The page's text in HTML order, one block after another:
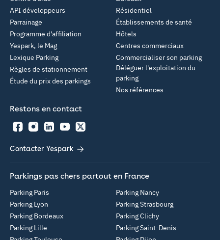
Résidentiel
Établissements de santé
Hôtels
Centres commerciaux
Commercialiser son parking
Déléguer l'exploitation du
parking
Nos références
API développeurs
Parrainage
Programme d'affiliation
Yespark, le Mag
Lexique Parking
Règles de stationnement
Étude du prix des parkings
Restons en contact
FacebookInstagramLinkedInYouTubeTwitter
Contacter Yespark
Parkings pas chers partout en France
Parking Paris
Parking Lyon
Parking Bordeaux
Parking Lille
Parking Nancy
Parking Strasbourg
Parking Clichy
Parking Saint-Denis